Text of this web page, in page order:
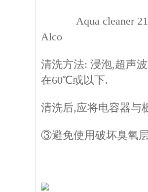
Aqua cleaner
Alco
清洗方法: 浸泡,超声
在60℃或以下.
清洗后,应将电容器与
③避免使用破坏臭氧